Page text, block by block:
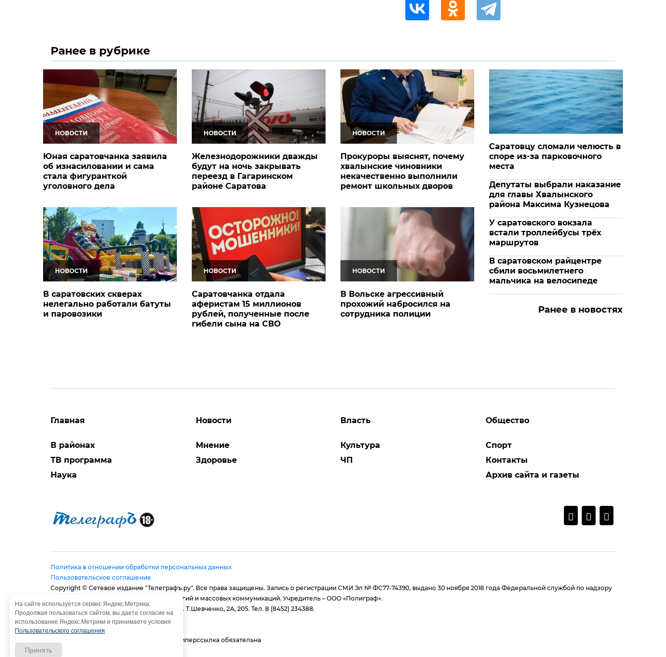
Ранее в рубрике
НОВОСТИ
Юная саратовчанка заявила
об изнасиловании и сама
стала фигуранткой
уголовного дела
НОВОСТИ
Железнодорожники дважды
будут на ночь закрывать
переезд в Гагаринском
районе Саратова
НОВОСТИ
Прокуроры выяснят, почему
хвалынские чиновники
некачественно выполнили
ремонт школьных дворов
НОВОСТИ
В саратовских скверах
нелегально работали батуты
и паровозики
НОВОСТИ
Саратовчанка отдала
аферистам 15 миллионов
рублей, полученные после
гибели сына на СВО
НОВОСТИ
В Вольске агрессивный
прохожий набросился на
сотрудника полиции
Саратовцу сломали челюсть в
споре из-за парковочного
места
Депутаты выбрали наказание
для главы Хвалынского
района Максима Кузнецова
У саратовского вокзала
встали троллейбусы трёх
маршрутов
В саратовском райцентре
сбили восьмилетнего
мальчика на велосипеде
Ранее в новостях
Главная
В районах
ТВ программа
Наука
Новости
Мнение
Здоровье
Власть
Культура
ЧП
Общество
Спорт
Контакты
Архив сайта и газеты
Политика в отношении обработки персональных данных
Пользовательское соглашение
Copyright © Сетевое издание "Телеграфъ.ру". Все права защищены. Запись о регистрации СМИ Эл № ФС77-74390, выдано 30 ноября 2018 года Федеральной службой по надзору
в сфере связи, информационных технологий и массовых коммуникаций. Учредитель – ООО «Полиграф».
Адрес редакции: 410056, г. Саратов, ул. им. Т.Шевченко, 2А, 205. Тел. 8 (8452) 234388.
E-mail:provtelegraf@gmail.com
И.о. главного редактора: Голубева Е. В.
При использовании материалов сайта - гиперссылка обязательна
На сайте используется сервис Яндекс.Метрика.
Продолжая пользоваться сайтом, вы даете согласие на
использование Яндекс.Метрики и принимаете условия
Пользовательского соглашения
Принять